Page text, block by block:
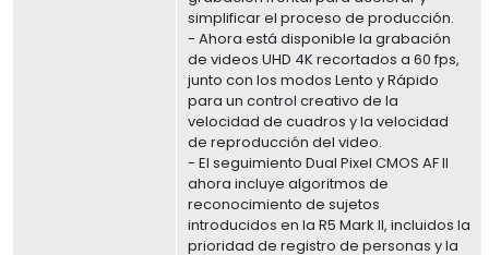
simplificar el proceso de producción.
- Ahora está disponible la grabación
de videos UHD 4K recortados a 60 fps,
junto con los modos Lento y Rápido
para un control creativo de la
velocidad de cuadros y la velocidad
de reproducción del video.
- El seguimiento Dual Pixel CMOS AF II
ahora incluye algoritmos de
reconocimiento de sujetos
introducidos en la R5 Mark II, incluidos la
prioridad de registro de personas y la